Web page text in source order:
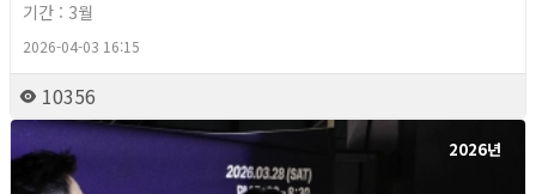
기간 : 3월
2026-04-03 16:15
10356
2026년